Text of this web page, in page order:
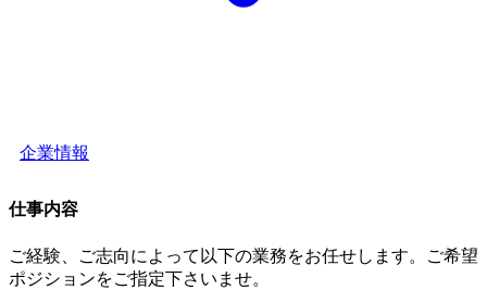
企業情報
仕事内容
ご経験、ご志向によって以下の業務をお任せします。ご希望
ポジションをご指定下さいませ。